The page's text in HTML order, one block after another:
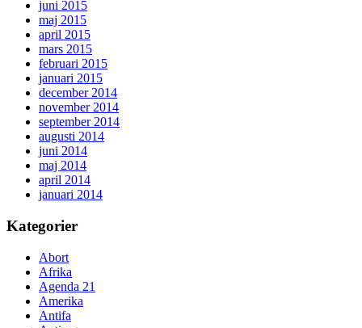
juni 2015
maj 2015
april 2015
mars 2015
februari 2015
januari 2015
december 2014
november 2014
september 2014
augusti 2014
juni 2014
maj 2014
april 2014
januari 2014
Kategorier
Abort
Afrika
Agenda 21
Amerika
Antifa